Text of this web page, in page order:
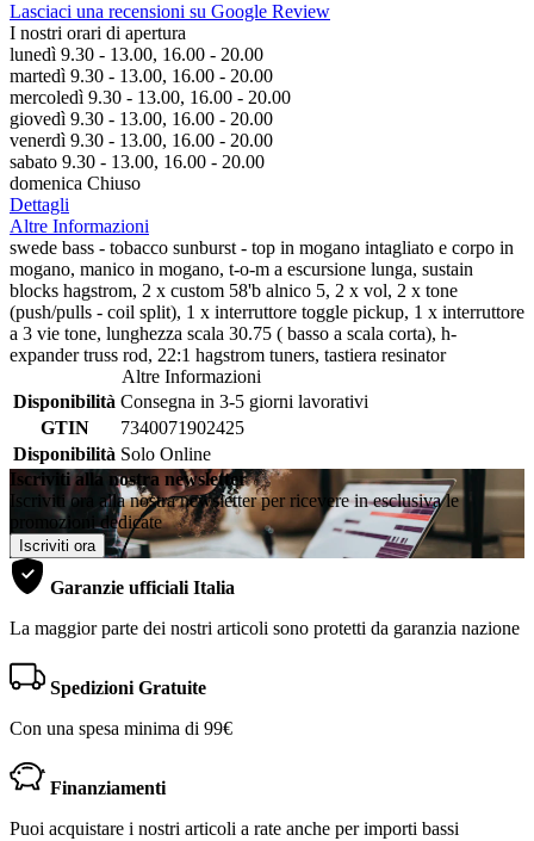
Lasciaci una recensioni su Google Review
I nostri orari di apertura
lunedì 9.30 - 13.00, 16.00 - 20.00
martedì 9.30 - 13.00, 16.00 - 20.00
mercoledì 9.30 - 13.00, 16.00 - 20.00
giovedì 9.30 - 13.00, 16.00 - 20.00
venerdì 9.30 - 13.00, 16.00 - 20.00
sabato 9.30 - 13.00, 16.00 - 20.00
domenica Chiuso
Dettagli
Altre Informazioni
swede bass - tobacco sunburst - top in mogano intagliato e corpo in
mogano, manico in mogano, t-o-m a escursione lunga, sustain
blocks hagstrom, 2 x custom 58'b alnico 5, 2 x vol, 2 x tone
(push/pulls - coil split), 1 x interruttore toggle pickup, 1 x interruttore
a 3 vie tone, lunghezza scala 30.75 ( basso a scala corta), h-
expander truss rod, 22:1 hagstrom tuners, tastiera resinator
Altre Informazioni
Disponibilità Consegna in 3-5 giorni lavorativi
GTIN
7340071902425
Disponibilità Solo Online
Iscriviti alla nostra newsletter
Iscriviti ora alla nostra newsletter per ricevere in esclusiva le
promozioni dedicate
Iscriviti ora
Garanzie ufficiali Italia
La maggior parte dei nostri articoli sono protetti da garanzia nazione
Spedizioni Gratuite
Con una spesa minima di 99€
Finanziamenti
Puoi acquistare i nostri articoli a rate anche per importi bassi